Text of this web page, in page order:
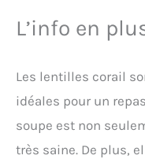
L’info en
Les lentilles corail
idéales pour un
soupe est non
très saine. De plus,